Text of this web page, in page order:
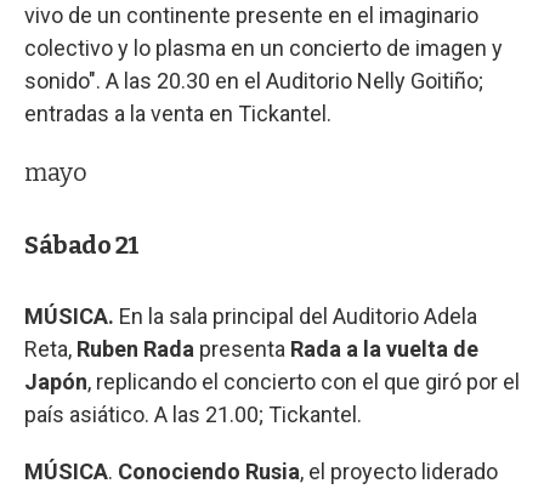
vivo de un continente presente en el imaginario
colectivo y lo plasma en un concierto de imagen y
sonido". A las 20.30 en el Auditorio Nelly Goitiño;
entradas a la venta en Tickantel.
mayo
Sábado 21
MÚSICA. En la sala principal del Auditorio Adela
Reta, Ruben Rada presenta Rada a la vuelta de
Japón, replicando el concierto con el que giró por el
país asiático. A las 21.00; Tickantel.
MÚSICA. Conociendo Rusia, el proyecto liderado